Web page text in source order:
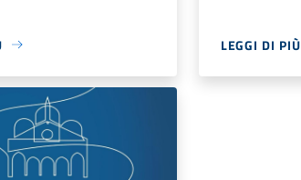
LEGGI DI PIÙ